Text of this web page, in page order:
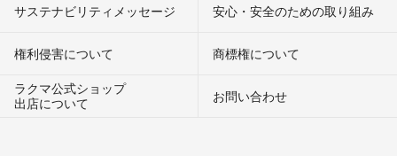
サステナビリティメッセージ 安心・安全のための取り組み
権利侵害について
商標権について
ラクマ公式ショップ
出店について
お問い合わせ